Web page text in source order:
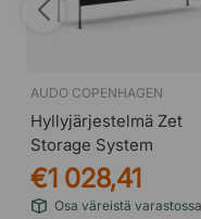
AUDO COPENHAGEN
Hyllyjärjestelmä Zet
Storage System
€1 028,41
Osa väreistä varastossa